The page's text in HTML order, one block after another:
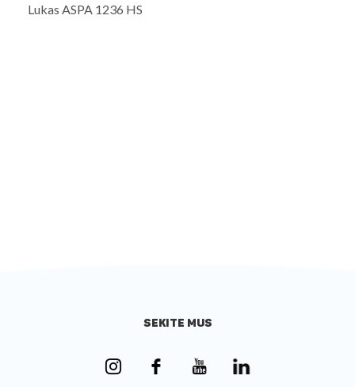
Lukas ASPA 1236 HS
SEKITE MUS